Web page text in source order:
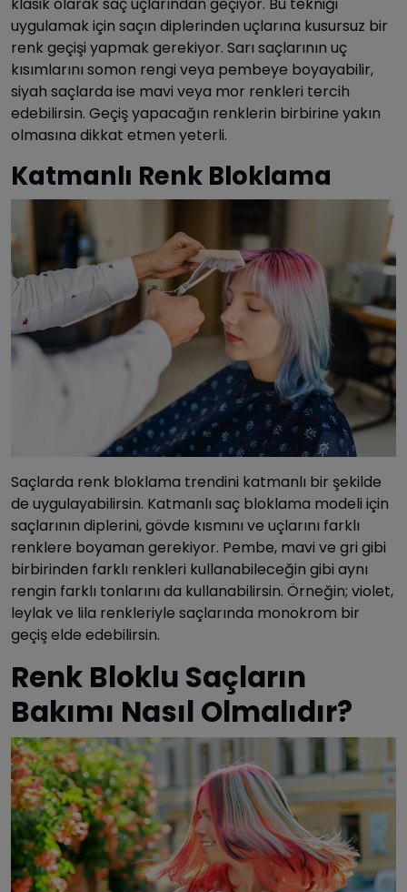
klasik olarak saç uçlarından geçiyor. Bu tekniği
uygulamak için saçın diplerinden uçlarına kusursuz bir
renk geçişi yapmak gerekiyor. Sarı saçlarının uç
kısımlarını somon rengi veya pembeye boyayabilir,
siyah saçlarda ise mavi veya mor renkleri tercih
edebilirsin. Geçiş yapacağın renklerin birbirine yakın
olmasına dikkat etmen yeterli.
Katmanlı Renk Bloklama
Saçlarda renk bloklama trendini katmanlı bir şekilde
de uygulayabilirsin. Katmanlı saç bloklama modeli için
saçlarının diplerini, gövde kısmını ve uçlarını farklı
renklere boyaman gerekiyor. Pembe, mavi ve gri gibi
birbirinden farklı renkleri kullanabileceğin gibi aynı
rengin farklı tonlarını da kullanabilirsin. Örneğin; violet,
leylak ve lila renkleriyle saçlarında monokrom bir
geçiş elde edebilirsin.
Renk Bloklu Saçların
Bakımı Nasıl Olmalıdır?